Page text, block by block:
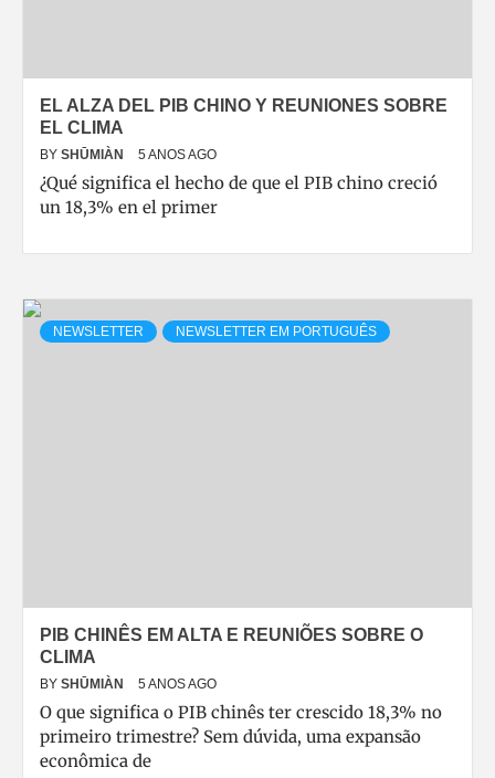
EL ALZA DEL PIB CHINO Y REUNIONES SOBRE
EL CLIMA
BY SHŪMIÀN 5 ANOS AGO
¿Qué significa el hecho de que el PIB chino creció
un 18,3% en el primer
NEWSLETTER NEWSLETTER EM PORTUGUÊS
PIB CHINÊS EM ALTA E REUNIÕES SOBRE O
CLIMA
BY SHŪMIÀN 5 ANOS AGO
O que significa o PIB chinês ter crescido 18,3% no
primeiro trimestre? Sem dúvida, uma expansão
econômica de